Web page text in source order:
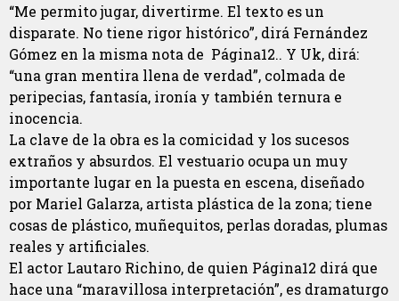
“Me permito jugar, divertirme. El texto es un
disparate. No tiene rigor histórico”, dirá Fernández
Gómez en la misma nota de Página12.. Y Uk, dirá:
“una gran mentira llena de verdad”, colmada de
peripecias, fantasía, ironía y también ternura e
inocencia.
La clave de la obra es la comicidad y los sucesos
extraños y absurdos. El vestuario ocupa un muy
importante lugar en la puesta en escena, diseñado
por Mariel Galarza, artista plástica de la zona; tiene
cosas de plástico, muñequitos, perlas doradas, plumas
reales y artificiales.
El actor Lautaro Richino, de quien Página12 dirá que
hace una “maravillosa interpretación”, es dramaturgo